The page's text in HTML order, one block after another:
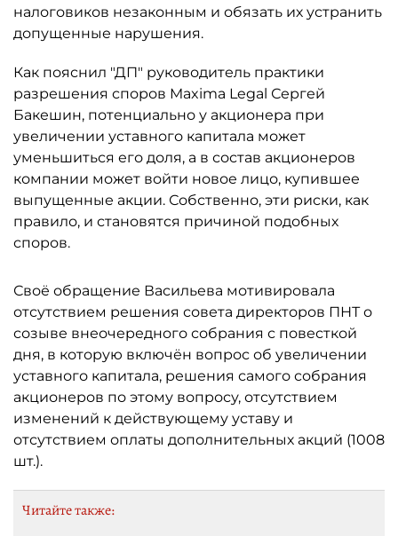
налоговиков незаконным и обязать их устранить
допущенные нарушения.
Как пояснил "ДП" руководитель практики
разрешения споров Maxima Legal Сергей
Бакешин, потенциально у акционера при
увеличении уставного капитала может
уменьшиться его доля, а в состав акционеров
компании может войти новое лицо, купившее
выпущенные акции. Собственно, эти риски, как
правило, и становятся причиной подобных
споров.
Своё обращение Васильева мотивировала
отсутствием решения совета директоров ПНТ о
созыве внеочередного собрания с повесткой
дня, в которую включён вопрос об увеличении
уставного капитала, решения самого собрания
акционеров по этому вопросу, отсутствием
изменений к действующему уставу и
отсутствием оплаты дополнительных акций (1008
шт.).
Читайте также: